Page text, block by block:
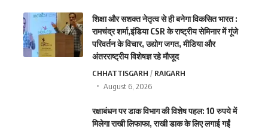
शिक्षा और सशक्त नेतृत्व से ही बनेगा विकसित भारत :
रामचंद्र शर्मा,इंडिया CSR के राष्ट्रीय सेमिनार में गूंजे
परिवर्तन के विचार, उद्योग जगत, मीडिया और
अंतरराष्ट्रीय विशेषज्ञ रहे मौजूद
CHHATTISGARH
RAIGARH
August 6, 2026
रक्षाबंधन पर डाक विभाग की विशेष पहल: 10 रुपये में
मिलेगा राखी लिफाफा, राखी डाक के लिए लगाई गईं